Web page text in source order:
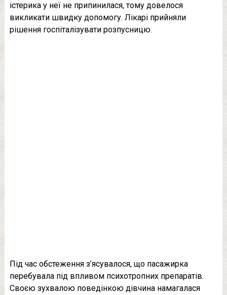
істерика у неї не припинилася, тому довелося
викликати швидку допомогу. Лікарі прийняли
рішення госпіталізувати розпусницю.
Під час обстеження з’ясувалося, що пасажирка
перебувала під впливом психотропних препаратів.
Своєю зухвалою поведінкою дівчина намагалася